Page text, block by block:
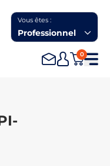
Vous êtes :
Professionnel
0